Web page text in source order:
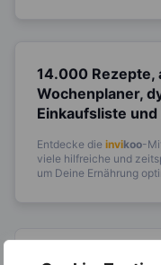
14.000 Rezepte,
Wochenplaner,
Einkaufsliste
Entdecke die invikoo-
viele hilfreiche und
um Deine Ernährung